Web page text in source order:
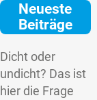
Neueste
Beiträge
Dicht oder
undicht? Das ist
hier die Frage